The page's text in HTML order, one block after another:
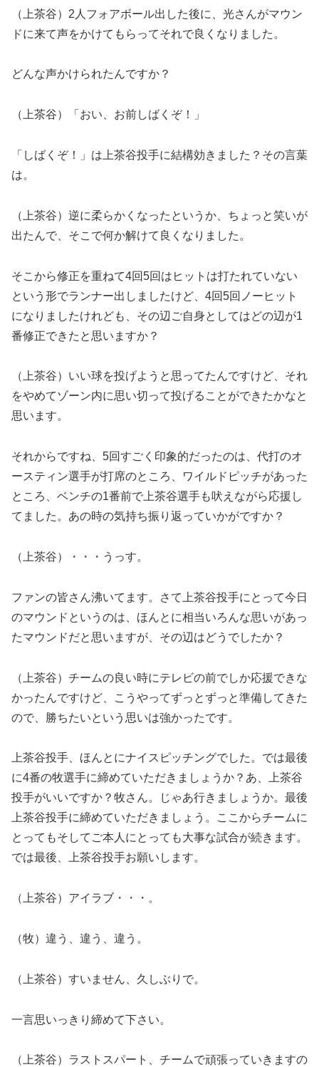
（上茶谷）2人フォアボール出した後に、光さんがマウン
ドに来て声をかけてもらってそれで良くなりました。
どんな声かけられたんですか？
（上茶谷）「おい、お前しばくぞ！」
「しばくぞ！」は上茶谷投手に結構効きました？その言葉
は。
（上茶谷）逆に柔らかくなったというか、ちょっと笑いが
出たんで、そこで何か解けて良くなりました。
そこから修正を重ねて4回5回はヒットは打たれていない
という形でランナー出しましたけど、4回5回ノーヒット
になりましたけれども、その辺ご自身としてはどの辺が1
番修正できたと思いますか？
（上茶谷）いい球を投げようと思ってたんですけど、それ
をやめてゾーン内に思い切って投げることができたかなと
思います。
それからですね、5回すごく印象的だったのは、代打のオ
ースティン選手が打席のところ、ワイルドピッチがあった
ところ、ベンチの1番前で上茶谷選手も吠えながら応援し
てました。あの時の気持ち振り返っていかがですか？
（上茶谷）・・・うっす。
ファンの皆さん沸いてます。さて上茶谷投手にとって今日
のマウンドというのは、ほんとに相当いろんな思いがあっ
たマウンドだと思いますが、その辺はどうでしたか？
（上茶谷）チームの良い時にテレビの前でしか応援できな
かったんですけど、こうやってずっとずっと準備してきた
ので、勝ちたいという思いは強かったです。
上茶谷投手、ほんとにナイスピッチングでした。では最後
に4番の牧選手に締めていただきましょうか？あ、上茶谷
投手がいいですか？牧さん。じゃあ行きましょうか。最後
上茶谷投手に締めていただきましょう。ここからチームに
とってもそしてご本人にとっても大事な試合が続きます。
では最後、上茶谷投手お願いします。
（上茶谷）アイラブ・・・。
（牧）違う、違う、違う。
（上茶谷）すいません、久しぶりで。
一言思いっきり締めて下さい。
（上茶谷）ラストスパート、チームで頑張っていきますの